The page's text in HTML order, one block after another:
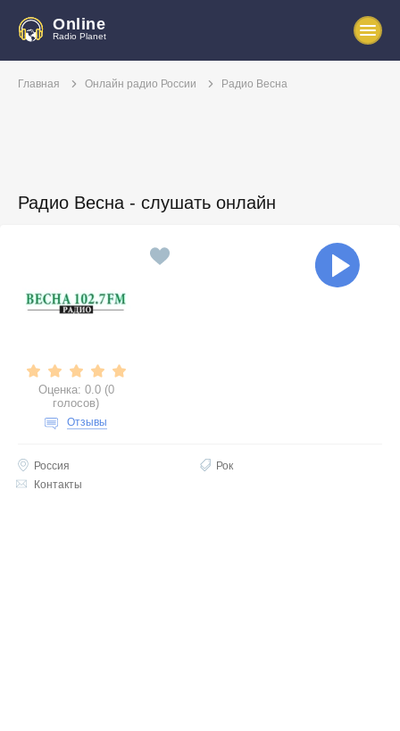
Online
Radio Planet
Главная Онлайн радио России Радио Весна
Радио Весна - слушать онлайн
Оценка: 0.0 (0
голосов)
Отзывы
Россия
Рок
Контакты